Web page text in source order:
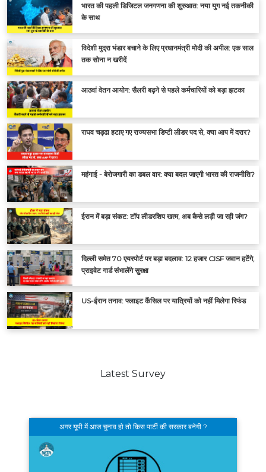
भारत की पहली डिजिटल जनगणना की शुरुआत: नया युग नई तकनीकी
के साथ
विदेशी मुद्रा भंडार बचाने के लिए प्रधानमंत्री मोदी की अपील: एक साल
तक सोना न खरीदें
आठवां वेतन आयोग: सैलरी बढ़ने से पहले कर्मचारियों को बड़ा झटका
राघव चड्ढा हटाए गए राज्यसभा डिप्टी लीडर पद से, क्या आप में दरार?
महंगाई - बेरोजगारी का डबल वार: क्या बदल जाएगी भारत की राजनीति?
ईरान में बड़ा संकट: टॉप लीडरशिप खत्म, अब कैसे लड़ी जा रही जंग?
दिल्ली समेत 70 एयरपोर्ट पर बड़ा बदलाव: 12 हजार CISF जवान हटेंगे,
प्राइवेट गार्ड संभालेंगे सुरक्षा
US-ईरान तनाव: फ्लाइट कैंसिल पर यात्रियों को नहीं मिलेगा रिफंड
Latest Survey
अगर यूपी में आज चुनाव हो तो किस पार्टी की सरकार बनेगी ?